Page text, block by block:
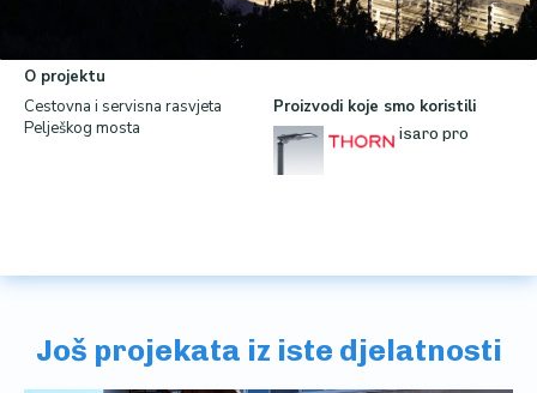
Pelješki most
O projektu
Cestovna i servisna rasvjeta
Pelješkog mosta
Proizvodi koje smo koristili
isaro pro
Još projekata iz iste djelatnosti